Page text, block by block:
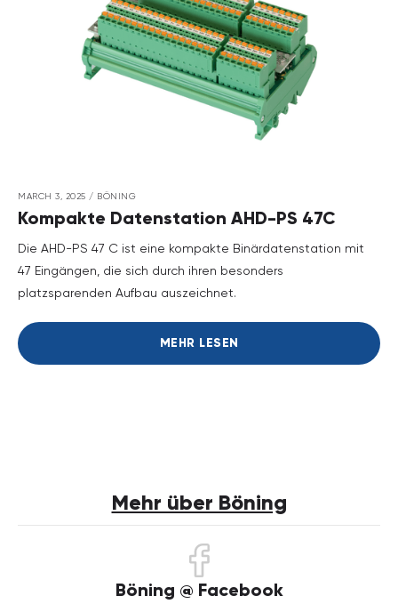
MARCH 3, 2025 / BÖNING
Kompakte Datenstation AHD-PS 47C
Die AHD-PS 47 C ist eine kompakte Binärdatenstation mit
47 Eingängen, die sich durch ihren besonders
platzsparenden Aufbau auszeichnet.
MEHR LESEN
Mehr über Böning
Böning @ Facebook